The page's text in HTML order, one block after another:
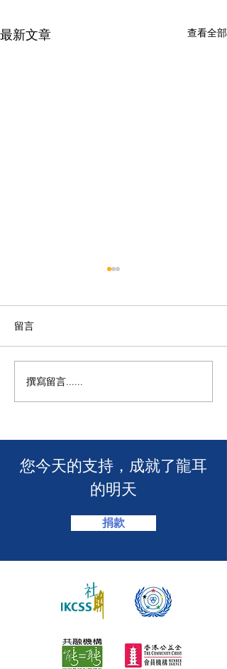
最新文章 查看全部
🧯 【推動資訊無障礙！龍
耳為葵盛西邨消防安全簡
留言
撰寫留言......
​您今天的支持，成就了龍耳
的明天
捐款